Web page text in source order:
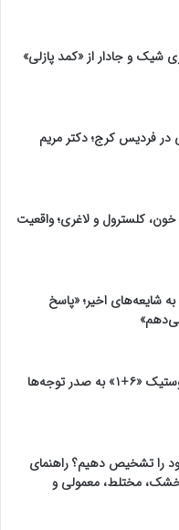
شیک و جادار از «کمد پازلی»
در فردیس کرج؛ دکتر مریم
کلسترول و لاغری؛ واقعیت
شایعه‌های اخیر؛ «پاسخ
می‌دهم»
ابرو یاشار با پروژه آکوستیک «۶+۱» به صدر توجه‌ها
را تشخیص دهیم؟ راهنمای
مختلط، معمولی و